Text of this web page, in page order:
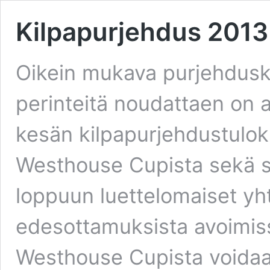
Kilpapurjehdus 2013
Oikein mukava
perinteitä noudattaen on
kesän
Westhouse Cupista sekä
loppuun luettelomaiset
edesottamuksista
Westhouse Cupista